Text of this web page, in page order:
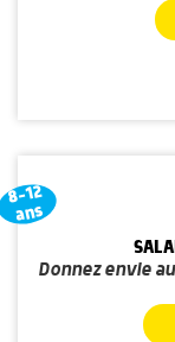
8-12
ans
Donnez envie